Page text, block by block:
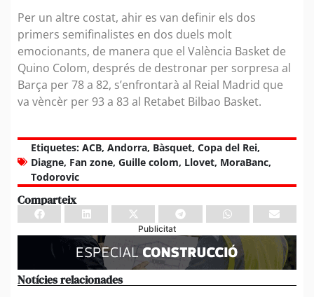
Per un altre costat, ahir es van definir els dos
primers semifinalistes en dos duels molt
emocionants, de manera que el València Basket de
Quino Colom, després de destronar per sorpresa al
Barça per 78 a 82, s’enfrontarà al Reial Madrid que
va vèncèr per 93 a 83 al Retabet Bilbao Basket.
Etiquetes: ACB, Andorra, Bàsquet, Copa del Rei,
Diagne, Fan zone, Guille colom, Llovet, MoraBanc,
Todorovic
Comparteix
Publicitat
Notícies relacionades